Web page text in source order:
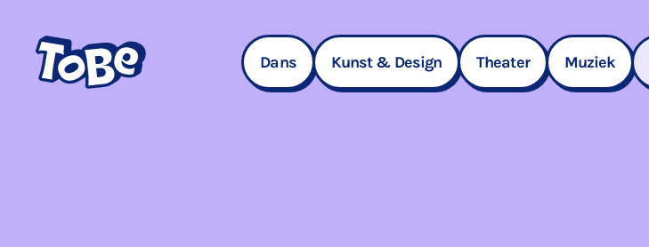
Navigatie
overslaan
Dans Kunst & Design Theater Muziek